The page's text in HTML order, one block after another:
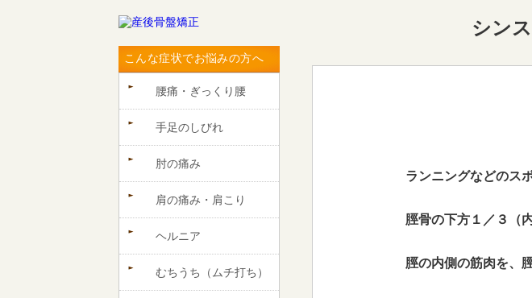
シン
ランニングなどのス
脛骨の下方１／３（
脛の内側の筋肉を、
こんな症状でお悩みの方へ
腰痛・ぎっくり腰
手足のしびれ
肘の痛み
肩の痛み・肩こり
ヘルニア
むちうち（ムチ打ち）